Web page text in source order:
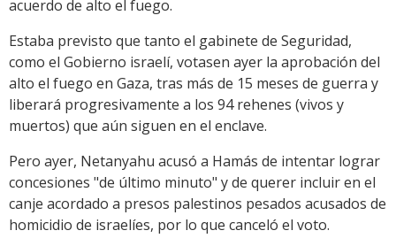
acuerdo de alto el fuego.
Estaba previsto que tanto el gabinete de Seguridad,
como el Gobierno israelí, votasen ayer la aprobación del
alto el fuego en Gaza, tras más de 15 meses de guerra y
liberará progresivamente a los 94 rehenes (vivos y
muertos) que aún siguen en el enclave.
Pero ayer, Netanyahu acusó a Hamás de intentar lograr
concesiones "de último minuto" y de querer incluir en el
canje acordado a presos palestinos pesados acusados de
homicidio de israelíes, por lo que canceló el voto.